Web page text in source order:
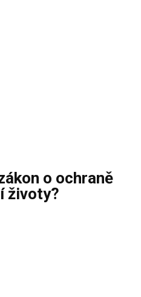
o ochraně
životy?